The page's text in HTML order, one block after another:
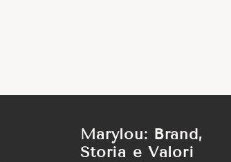
Marylou: Brand,
Storia e Valori